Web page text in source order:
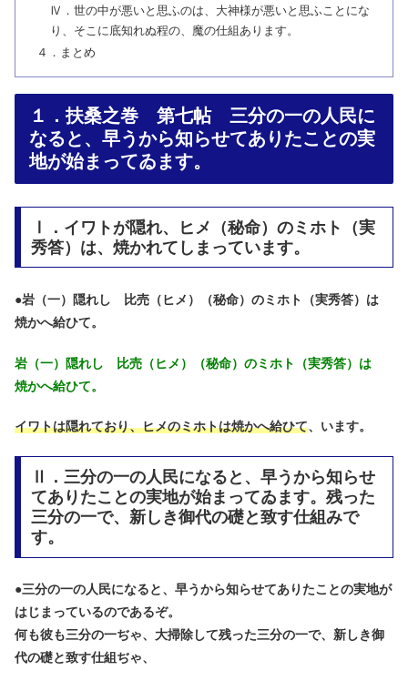
Ⅳ．世の中が悪いと思ふのは、大神様が悪いと思ふことにな
り、そこに底知れぬ程の、魔の仕組あります。
４．まとめ
１．扶桑之巻 第七帖 三分の一の人民に
なると、早うから知らせてありたことの実
地が始まってゐます。
Ⅰ．イワトが隠れ、ヒメ（秘命）のミホト（実
秀答）は、焼かれてしまっています。
●岩（一）隠れし 比売（ヒメ）（秘命）のミホト（実秀答）は
焼かへ給ひて。
岩（一）隠れし 比売（ヒメ）（秘命）のミホト（実秀答）は
焼かへ給ひて。
イワトは隠れており、ヒメのミホトは焼かへ給ひて、います。
Ⅱ．三分の一の人民になると、早うから知らせ
てありたことの実地が始まってゐます。残った
三分の一で、新しき御代の礎と致す仕組みで
す。
●三分の一の人民になると、早うから知らせてありたことの実地が
はじまっているのであるぞ。
何も彼も三分の一ぢゃ、大掃除して残った三分の一で、新しき御
代の礎と致す仕組ぢゃ、